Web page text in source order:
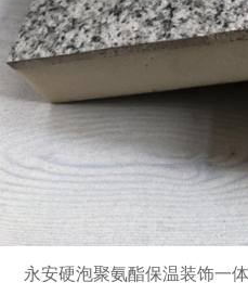
永安硬泡聚氨酯保温装饰一